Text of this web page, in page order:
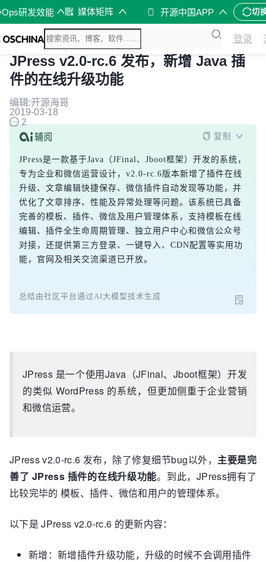
研发效能 媒体矩阵 开源中国APP 切
登录
JPress v2.0-rc.6 发布，新增 Java 插
件的在线升级功能
编辑:开源海哥
2019-03-18
2
复制
JPress是一款基于Java（JFinal、Jboot框架）开发的系统，
专为企业和微信运营设计，v2.0-rc.6版本新增了插件在线
升级、文章编辑快捷保存、微信插件自动发现等功能，并
优化了文章排序、性能及异常处理等问题。该系统已具备
完善的模板、插件、微信及用户管理体系，支持模板在线
编辑、插件全生命周期管理、独立用户中心和微信公众号
对接，还提供第三方登录、一键导入、CDN配置等实用功
能，官网及相关交流渠道已开放。
总结由社区平台通过AI大模型技术生成
JPress 是一个使用Java（JFinal、Jboot框架）开发
的类似 WordPress 的系统，但更加侧重于企业营销
和微信运营。
JPress v2.0-rc.6 发布，除了修复细节bug以外， 主要是完
善了 JPress 插件的在线升级功能。到此，JPress拥有了
比较完毕的 模板、插件、微信和用户的管理体系。
以下是 JPress v2.0-rc.6 的更新内容：
新增：新增插件升级功能，升级的时候不会调用插件